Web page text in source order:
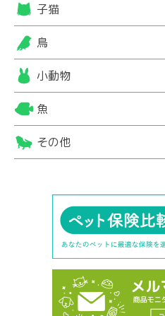
子猫
鳥
小動物
魚
その他